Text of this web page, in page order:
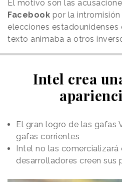
El motivo son las
Facebook por la intromisión
elecciones estadounidenses
texto animaba a otros
Intel crea
El gran logro de las gafas
gafas corrientes
Intel no las
desarrolladores creen sus